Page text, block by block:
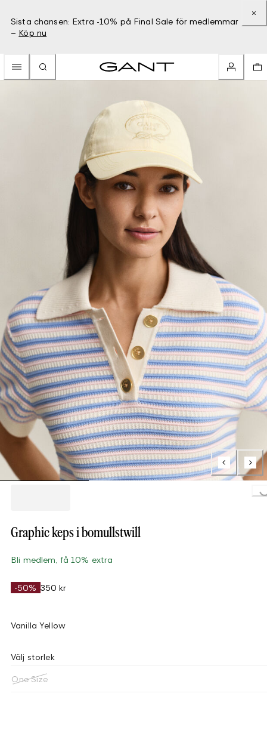
Sista chansen: Extra -10% på Final Sale för medlemmar
– Köp nu
Loading...
Graphic keps i bomullstwill
Bli medlem, få 10% extra
-50% 350 kr
Vanilla Yellow
Välj storlek
One Size